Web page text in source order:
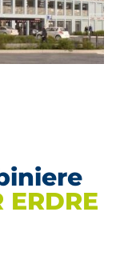
ERDRE